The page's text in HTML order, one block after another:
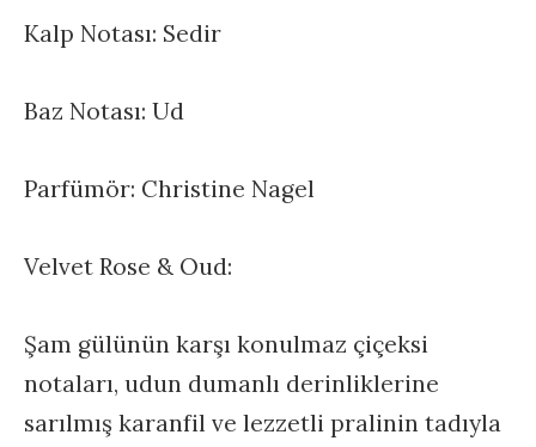
Kalp Notası: Sedir
Baz Notası: Ud
Parfümör: Christine Nagel
Velvet Rose & Oud:
Şam gülünün karşı konulmaz çiçeksi
notaları, udun dumanlı derinliklerine
sarılmış karanfil ve lezzetli pralinin tadıyla